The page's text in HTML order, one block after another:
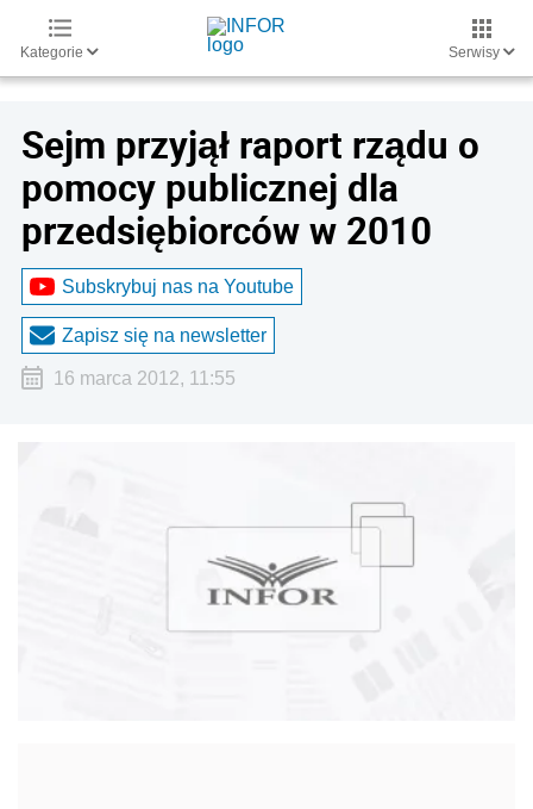
Kategorie Serwisy
Sejm przyjął raport rządu o
pomocy publicznej dla
przedsiębiorców w 2010
Subskrybuj nas na Youtube
Zapisz się na newsletter
16 marca 2012, 11:55